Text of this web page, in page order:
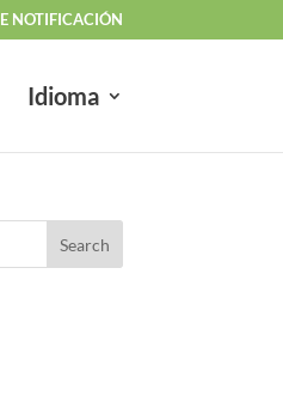
NOTIFICACIÓN
Idioma